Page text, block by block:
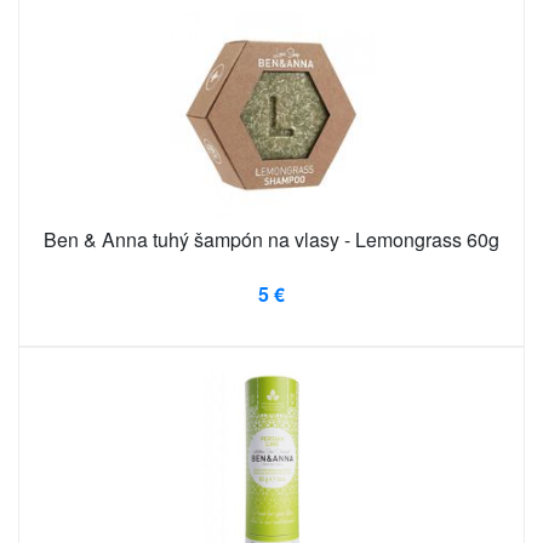
Ben & Anna tuhý šampón na vlasy - Lemongrass 60g
5 €